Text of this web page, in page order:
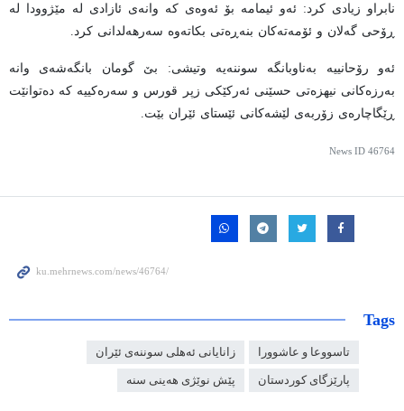
نابراو زیادی کرد: ئەو ئیمامە بۆ ئەوەی کە وانەی ئازادی لە مێژوودا لە
ڕۆحی گەلان و ئۆمەتەکان بنەڕەتی بکاتەوە سەرهەلدانی کرد.
ئەو رۆحانییە بەناوبانگە سوننەیە وتیشی: بێ گومان بانگەشەی وانە
بەرزەکانی نیهزەتی حسێنی ئەرکێکی زپر قورس و سەرەکییە کە دەتوانێت
ڕێگاچارەی زۆربەی لێشەکانی ئێستای ئێران بێت.
News ID 46764
Tags
تاسووعا و عاشوورا زانایانی ئەهلی سوننەی ئێران
پارێزگای کوردستان پێش نوێژی هەینی سنە